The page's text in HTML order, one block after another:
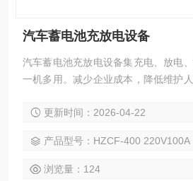
汽车蓄电池充放电设备
汽车蓄电池充放电设备集充电、放电
一机多用。减少企业成本，降低维护
更新时间：2026-04-22
产品型号：HZCF-400 220V100A
浏览量：124